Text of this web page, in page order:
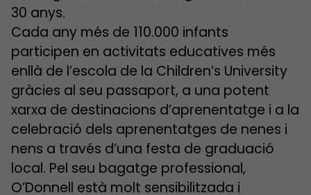
30 anys.
Cada any més de 110.000 infants
participen en activitats educatives més
enllà de l’escola de la Children’s University
gràcies al seu passaport, a una potent
xarxa de destinacions d’aprenentatge i a la
celebració dels aprenentatges de nenes i
nens a través d’una festa de graduació
local. Pel seu bagatge professional,
O’Donnell està molt sensibilitzada i